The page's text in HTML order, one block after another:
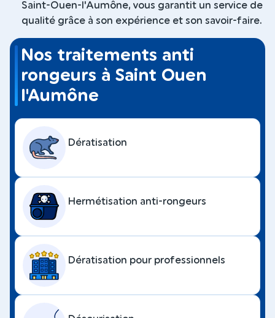
Saint-Ouen-l'Aumône, vous garantit un service de
qualité grâce à son expérience et son savoir-faire.
Nos traitements anti
rongeurs à Saint Ouen
l'Aumône
Dératisation
Hermétisation anti-rongeurs
Dératisation pour professionnels